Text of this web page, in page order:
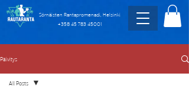
Sörnäisten Rantapromenadi, Helsinki
+358 45 783 45001
Päivitys
All Posts